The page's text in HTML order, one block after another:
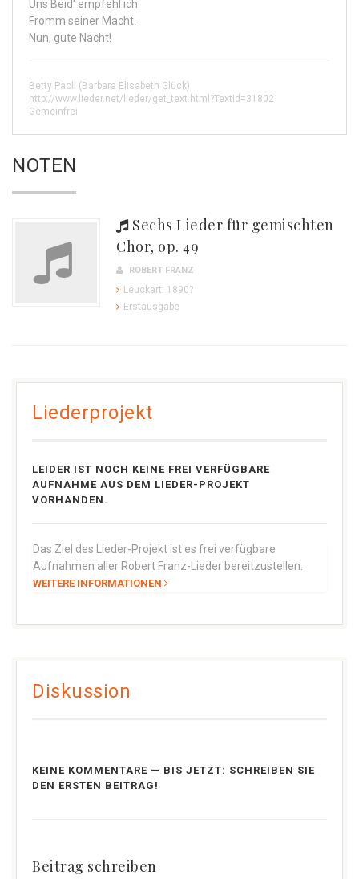
Uns Beid' empfehl ich
Fromm seiner Macht.
Nun, gute Nacht!
Betty Paoli (Barbara Elisabeth Glück)
http://www.lieder.net/lieder/get_text.html?TextId=31802
Gemeinfrei
NOTEN
Sechs Lieder für gemischten
Chor, op. 49
ROBERT FRANZ
Leuckart: 1890?
Erstausgabe
Liederprojekt
LEIDER IST NOCH KEINE FREI VERFÜGBARE
AUFNAHME AUS DEM LIEDER-PROJEKT
VORHANDEN.
Das Ziel des Lieder-Projekt ist es frei verfügbare
Aufnahmen aller Robert Franz-Lieder bereitzustellen.
WEITERE INFORMATIONEN
Diskussion
KEINE KOMMENTARE — BIS JETZT: SCHREIBEN SIE
DEN ERSTEN BEITRAG!
Beitrag schreiben